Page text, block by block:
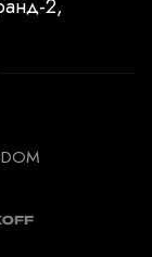
2,